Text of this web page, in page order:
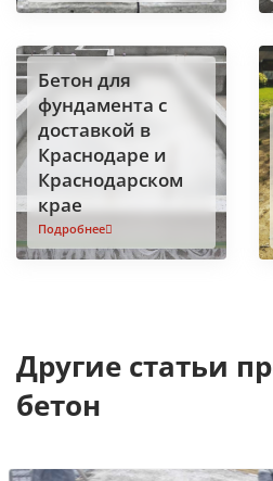
Бетон для
фундамента с
доставкой в
Краснодаре и
Краснодарском
крае
Подробнее
Другие статьи
бетон